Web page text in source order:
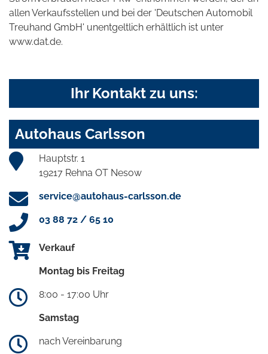
allen Verkaufsstellen und bei der 'Deutschen Automobil
Treuhand GmbH' unentgeltlich erhältlich ist unter
www.dat.de.
Ihr Kontakt zu uns:
Autohaus Carlsson
Hauptstr. 1
19217 Rehna OT Nesow
service@autohaus-carlsson.de
03 88 72 / 65 10
Verkauf
Montag bis Freitag
8:00 - 17:00 Uhr
Samstag
nach Vereinbarung